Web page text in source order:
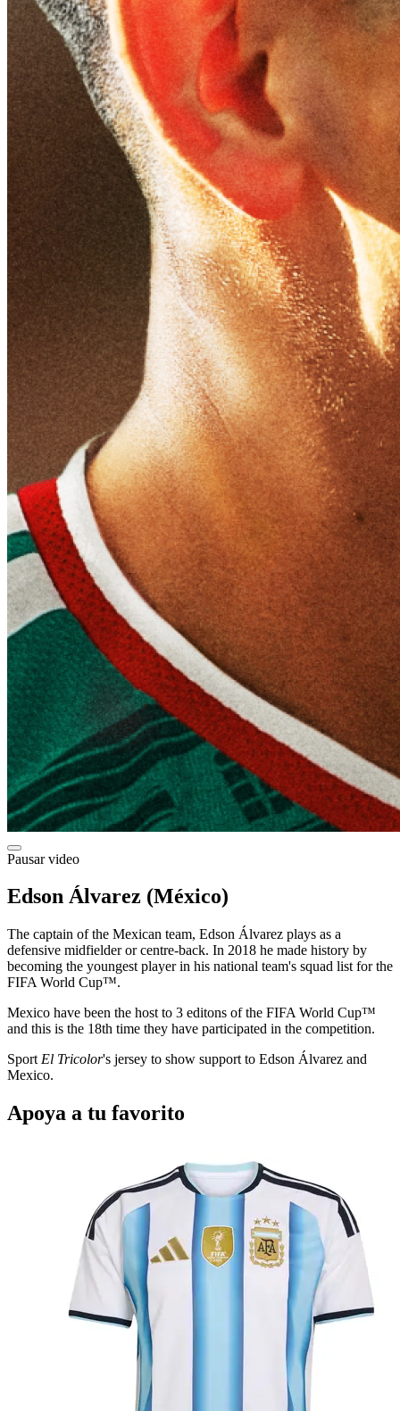
Pausar video
Edson Álvarez (México)
The captain of the Mexican team, Edson Álvarez plays as a
defensive midfielder or centre-back. In 2018 he made history by
becoming the youngest player in his national team's squad list for the
FIFA World Cup™.
Mexico have been the host to 3 editons of the FIFA World Cup™
and this is the 18th time they have participated in the competition.
Sport El Tricolor's jersey to show support to Edson Álvarez and
Mexico.
Apoya a tu favorito